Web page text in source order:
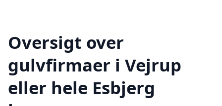
Oversigt over
gulvfirmaer i Vejrup
eller hele Esbjerg